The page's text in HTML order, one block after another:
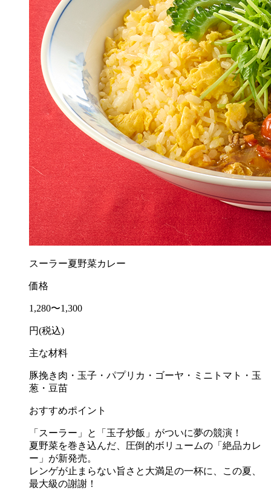
スーラー夏野菜カレー
価格
1,280〜1,300
円(税込)
主な材料
豚挽き肉・玉子・パプリカ・ゴーヤ・ミニトマト・玉
葱・豆苗
おすすめポイント
「スーラー」と「玉子炒飯」がついに夢の競演！
夏野菜を巻き込んだ、圧倒的ボリュームの「絶品カレ
ー」が新発売。
レンゲが止まらない旨さと大満足の一杯に、この夏、
最大級の謝謝！